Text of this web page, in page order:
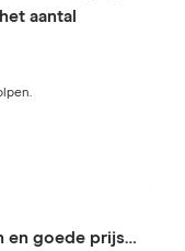
aantal
en goede prijs…